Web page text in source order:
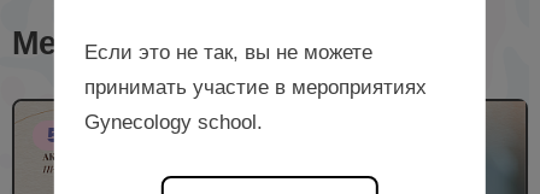
Мероприятия с лектором
5 НМО
Если это не так, вы не можете
принимать участие в мероприятиях
Gynecology school.